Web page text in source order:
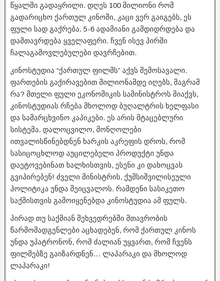
წყალში გადაყრილი. დღეს 100 მილიონი რომ
გადარიცხო ქართულ კინოში, კაცი ვერ გაიგებს, ეს
ფული სად გაქრება. 5-6 ადამიანი გამდიდრდება და
დამთავრდება ყველაფერი. ჩვენ ისევ პირში
ჩალაგამოვლებულები დავრჩებით.
კინოსტუდია “ქართულ ფილმს” აქვს შემოსავალი.
ფართების გაქირავებით მილიონამდე იღებს, მაგრამ
რა? მთელი ფული ეკონომიკის სამინისტროს მიაქვს,
კინოსტუდიას რჩება მხოლოდ ბუღალტრის ხელფასი
და სამარცხვინო კაპიკები. ეს არის მტაცებლური
სისტემა. დალოცვილო, მონღოლები
ითვალისწინებდნენ ხარკის აკრეფის დროს, რომ
სასიცოცხლოდ აუცილებელი პროდუქტი უნდა
დაეტოვებინათ ხალხისთვის, ესენი კი დახოცვას
გვიპირებენ! ძველი მინისტრის, ქუმსიშვილისეული
პოლიტიკა უნდა შეიცვალოს. რამდენი სასიკეთო
საქმისთვის გამოიყენებდა კინოსტუდია ამ ფულს.
პირად თუ საქმიან შეხვედრებში მთავრობის
წარმომადგენლები აცხადებენ, რომ ქართულ კინოს
უნდა უპატრონონ, რომ ძალიან უყვართ, რომ ჩვენს
ფილმებზე გაიზარდნენ… ლაპარაკი და მხოლოდ
ლაპარაკი!